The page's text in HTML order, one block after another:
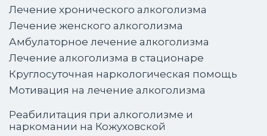
Лечение хронического алкоголизма
Лечение женского алкоголизма
Амбулаторное лечение алкоголизма
Лечение алкоголизма в стационаре
Круглосуточная наркологическая помощь
Мотивация на лечение алкоголизма
Реабилитация при алкоголизме и
наркомании на Кожуховской